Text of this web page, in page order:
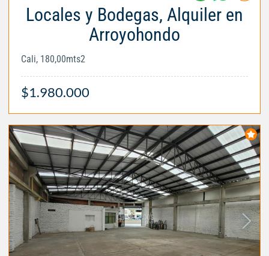
Locales y Bodegas, Alquiler en
Arroyohondo
Cali, 180,00mts2
$1.980.000